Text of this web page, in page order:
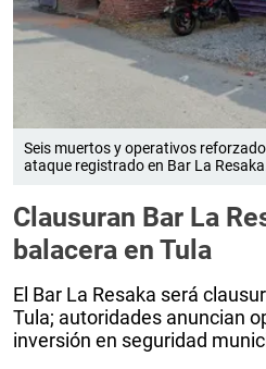
Seis muertos y operativos
ataque registrado en Bar La
Clausuran Bar La
balacera en Tula
El Bar La Resaka será
Tula; autoridades anuncian
inversión en seguridad